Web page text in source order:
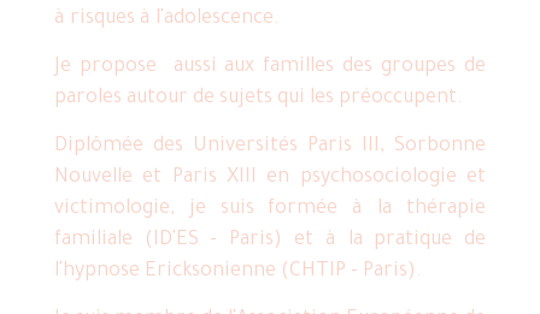
à risques à l'adolescence.
Je propose aussi aux familles des groupes de
paroles autour de sujets qui les préoccupent.
Diplômée des Universités Paris III, Sorbonne
Nouvelle et Paris XIII en psychosociologie et
victimologie, je suis formée à la thérapie
familiale (ID'ES - Paris) et à la pratique de
l'hypnose Ericksonienne (CHTIP - Paris).